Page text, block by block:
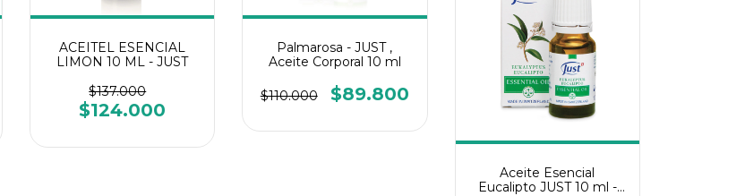
ACEITEL ESENCIAL
LIMON 10 ML - JUST
$137.000
$124.000
Palmarosa - JUST ,
Aceite Corporal 10 ml
$110.000 $89.800
Aceite Esencial
Eucalipto JUST 10 ml -